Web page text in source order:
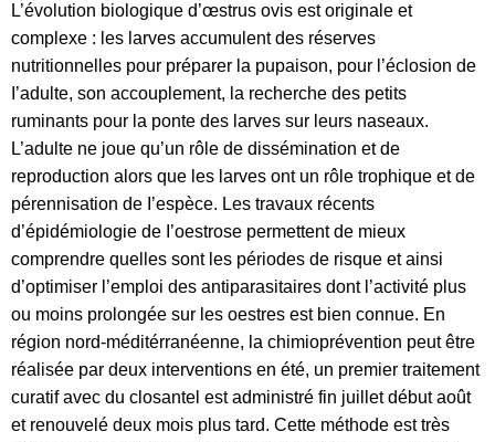
L’évolution biologique d’œstrus ovis est originale et
complexe : les larves accumulent des réserves
nutritionnelles pour préparer la pupaison, pour l’éclosion de
I’adulte, son accouplement, la recherche des petits
ruminants pour la ponte des larves sur leurs naseaux.
L’adulte ne joue qu’un rôle de dissémination et de
reproduction alors que les larves ont un rôle trophique et de
pérennisation de I’espèce. Les travaux récents
d’épidémiologie de I’oestrose permettent de mieux
comprendre quelles sont les périodes de risque et ainsi
d’optimiser l’emploi des antiparasitaires dont l’activité plus
ou moins prolongée sur les oestres est bien connue. En
région nord-méditérranéenne, la chimioprévention peut être
réalisée par deux interventions en été, un premier traitement
curatif avec du closantel est administré fin juillet début août
et renouvelé deux mois plus tard. Cette méthode est très